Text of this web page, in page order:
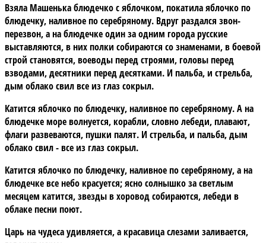
Взяла Машенька блюдечко с яблочком, покатила яблочко по
блюдечку, наливное по серебряному. Вдруг раздался звон-
перезвон, а на блюдечке один за одним города русские
выставляются, в них полки собираются со знаменами, в боевой
строй становятся, воеводы перед строями, головы перед
взводами, десятники перед десятками. И пальба, и стрельба,
дым облако свил все из глаз сокрыл.
Катится яблочко по блюдечку, наливное по серебряному. А на
блюдечке море волнуется, корабли, словно лебеди, плавают,
флаги развеваются, пушки палят. И стрельба, и пальба, дым
облако свил - все из глаз сокрыл.
Катится яблочко по блюдечку, наливное по серебряному, а на
блюдечке все небо красуется; ясно солнышко за светлым
месяцем катится, звезды в хоровод собираются, лебеди в
облаке песни поют.
Царь на чудеса удивляется, а красавица слезами заливается,